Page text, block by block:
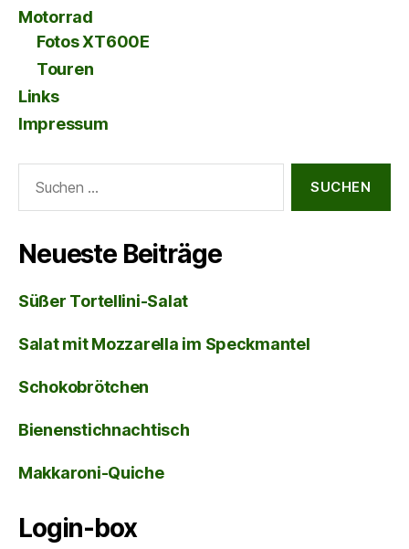
Motorrad
Fotos XT600E
Touren
Links
Impressum
nach:
Neueste Beiträge
Süßer Tortellini-Salat
Salat mit Mozzarella im Speckmantel
Schokobrötchen
Bienenstichnachtisch
Makkaroni-Quiche
Login-box